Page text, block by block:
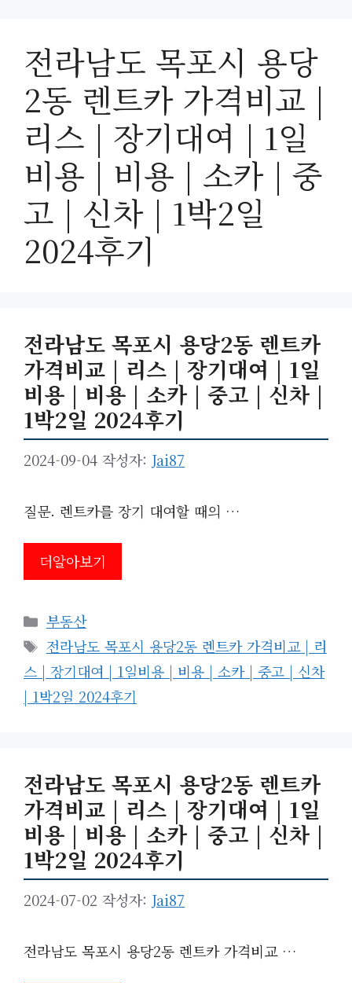
전라남도 목포시 용당
2동 렌트카 가격비교 |
리스 | 장기대여 | 1일
비용 | 비용 | 소카 | 중
고 | 신차 | 1박2일
2024후기
전라남도 목포시 용당2동 렌트카
가격비교 | 리스 | 장기대여 | 1일
비용 | 비용 | 소카 | 중고 | 신차 |
1박2일 2024후기
2024-09-04 작성자: Jai87
질문. 렌트카를 장기 대여할 때의 …
더알아보기
카
테
고
리
부동산
태
그
전라남도 목포시 용당2동 렌트카 가격비교 | 리
스 | 장기대여 | 1일비용 | 비용 | 소카 | 중고 | 신차
| 1박2일 2024후기
전라남도 목포시 용당2동 렌트카
가격비교 | 리스 | 장기대여 | 1일
비용 | 비용 | 소카 | 중고 | 신차 |
1박2일 2024후기
2024-07-02 작성자: Jai87
전라남도 목포시 용당2동 렌트카 가격비교 …